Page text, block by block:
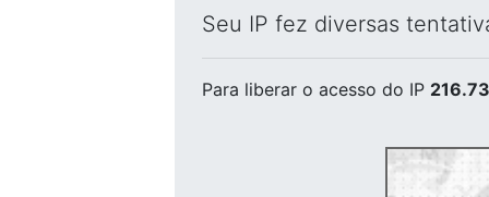
Seu IP fez diversas
Para liberar o acesso do IP